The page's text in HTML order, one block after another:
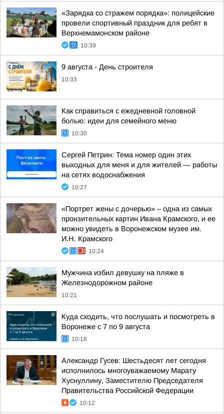
«Зарядка со стражем порядка»: полицейские
провели спортивный праздник для ребят в
Верхнемамонском районе
10:39
9 августа - День строителя
10:33
Как справиться с ежедневной головной
болью: идеи для семейного меню
10:30
Сергей Петрин: Тема номер один этих
выходных для меня и для жителей — работы
на сетях водоснабжения
10:27
«Портрет жены с дочерью» – одна из самых
пронзительных картин Ивана Крамского, и ее
можно увидеть в Воронежском музее им.
И.Н. Крамского
10:24
Мужчина избил девушку на пляже в
Железнодорожном районе
10:21
Куда сходить, что послушать и посмотреть в
Воронеже с 7 по 9 августа
10:18
Александр Гусев: Шестьдесят лет сегодня
исполнилось многоуважаемому Марату
Хуснуллину, Заместителю Председателя
Правительства Российской Федерации
10:12